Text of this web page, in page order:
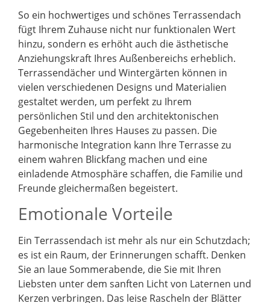
So ein hochwertiges und schönes Terrassendach
fügt Ihrem Zuhause nicht nur funktionalen Wert
hinzu, sondern es erhöht auch die ästhetische
Anziehungskraft Ihres Außenbereichs erheblich.
Terrassendächer und Wintergärten können in
vielen verschiedenen Designs und Materialien
gestaltet werden, um perfekt zu Ihrem
persönlichen Stil und den architektonischen
Gegebenheiten Ihres Hauses zu passen. Die
harmonische Integration kann Ihre Terrasse zu
einem wahren Blickfang machen und eine
einladende Atmosphäre schaffen, die Familie und
Freunde gleichermaßen begeistert.
Emotionale Vorteile
Ein Terrassendach ist mehr als nur ein Schutzdach;
es ist ein Raum, der Erinnerungen schafft. Denken
Sie an laue Sommerabende, die Sie mit Ihren
Liebsten unter dem sanften Licht von Laternen und
Kerzen verbringen. Das leise Rascheln der Blätter